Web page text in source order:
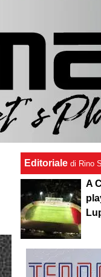
Editoriale di Rino
A